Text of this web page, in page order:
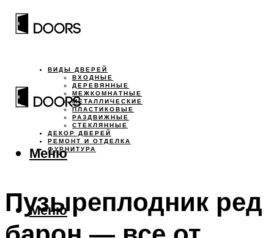
ВИДЫ ДВЕРЕЙ
ВХОДНЫЕ
ДЕРЕВЯННЫЕ
МЕЖКОМНАТНЫЕ
МЕТАЛЛИЧЕСКИЕ
ПЛАСТИКОВЫЕ
РАЗДВИЖНЫЕ
СТЕКЛЯННЫЕ
ДЕКОР ДВЕРЕЙ
РЕМОНТ И ОТДЕЛКА
ФУРНИТУРА
Меню
Меню
Пузыреплодник ред